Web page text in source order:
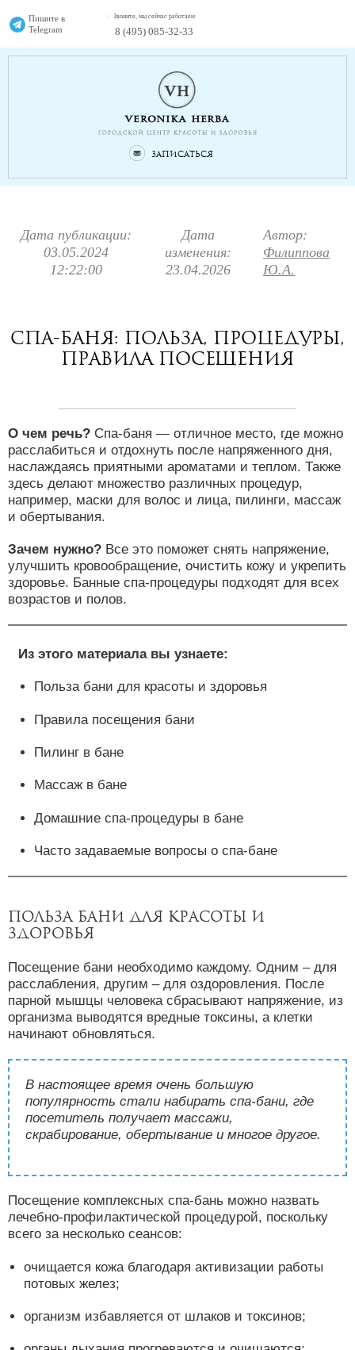
Пишите в
Telegram
Звоните, мы сейчас работаем
8 (495) 085-32-33
Записаться
Дата публикации:
03.05.2024
12:22:00
Дата
изменения:
23.04.2026
Автор:
Филиппова
Ю.А.
Спа-баня: польза, процедуры,
правила посещения
О чем речь? Спа-баня — отличное место, где можно
расслабиться и отдохнуть после напряженного дня,
наслаждаясь приятными ароматами и теплом. Также
здесь делают множество различных процедур,
например, маски для волос и лица, пилинги, массаж
и обертывания.
Зачем нужно? Все это поможет снять напряжение,
улучшить кровообращение, очистить кожу и укрепить
здоровье. Банные спа-процедуры подходят для всех
возрастов и полов.
Из этого материала вы узнаете:
Польза бани для красоты и здоровья
Правила посещения бани
Пилинг в бане
Массаж в бане
Домашние спа-процедуры в бане
Часто задаваемые вопросы о спа-бане
Польза бани для красоты и
здоровья
Посещение бани необходимо каждому. Одним – для
расслабления, другим – для оздоровления. После
парной мышцы человека сбрасывают напряжение, из
организма выводятся вредные токсины, а клетки
начинают обновляться.
В настоящее время очень большую
популярность стали набирать спа-бани, где
посетитель получает массажи,
скрабирование, обертывание и многое другое.
Посещение комплексных спа-бань можно назвать
лечебно-профилактической процедурой, поскольку
всего за несколько сеансов:
очищается кожа благодаря активизации работы
потовых желез;
организм избавляется от шлаков и токсинов;